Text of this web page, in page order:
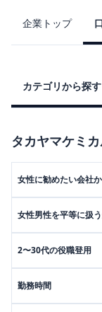
企業トップ
カテゴリから探す
タカヤマケミ
女性に勧めたい会社か
女性男性を平等に扱
2〜30代の役職登用
勤務時間